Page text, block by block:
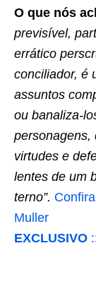
O que nós
previsível,
errático
conciliador, é
assuntos
ou banaliza-
personagens,
virtudes e
lentes de um
terno”.
Muller
EXCLUSIVO